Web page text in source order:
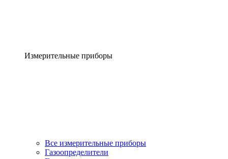
Измерительные приборы
Все измерительные приборы
Газоопределители